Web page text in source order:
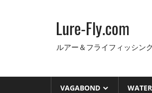
Lure-Fly.com
ルアー＆フライフィッシン
VAGABOND